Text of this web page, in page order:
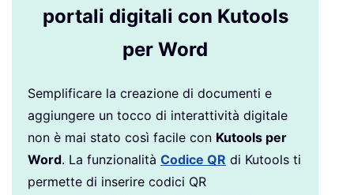
portali digitali con Kutools
per Word
Semplificare la creazione di documenti e
aggiungere un tocco di interattività digitale
non è mai stato così facile con Kutools per
Word. La funzionalità Codice QR di Kutools ti
permette di inserire codici QR